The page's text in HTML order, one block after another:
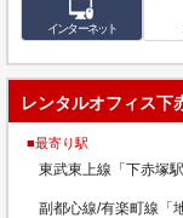
インターネット
レンタルオフィス下
■最寄り駅
東武東上線「下赤塚
副都心線/有楽町線「